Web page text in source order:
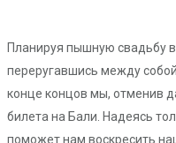
Планируя пышную свадьбу
переругавшись между
конце концов мы, отменив
билета на Бали. Надеясь
поможет нам воскресить